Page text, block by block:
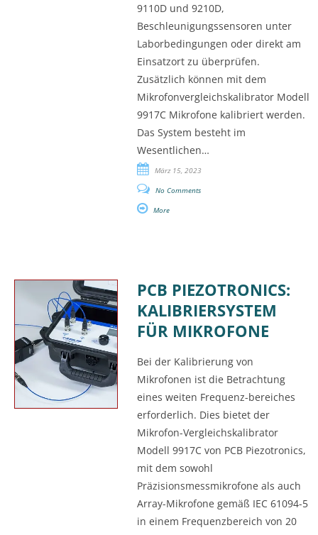
9110D und 9210D,
Beschleunigungssensoren unter
Laborbedingungen oder direkt am
Einsatzort zu überprüfen.
Zusätzlich können mit dem
Mikrofonvergleichskalibrator Modell
9917C Mikrofone kalibriert werden.
Das System besteht im
Wesentlichen…
März 15, 2023
No Comments
More
PCB PIEZOTRONICS:
KALIBRIERSYSTEM
FÜR MIKROFONE
Bei der Kalibrierung von
Mikrofonen ist die Betrachtung
eines weiten Frequenz-bereiches
erforderlich. Dies bietet der
Mikrofon-Vergleichskalibrator
Modell 9917C von PCB Piezotronics,
mit dem sowohl
Präzisionsmessmikrofone als auch
Array-Mikrofone gemäß IEC 61094-5
in einem Frequenzbereich von 20